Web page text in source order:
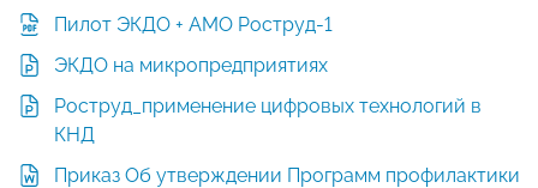
Пилот ЭКДО + АМО Роструд-1
ЭКДО на микропредприятиях
Роструд_применение цифровых технологий в
КНД
Приказ Об утверждении Программ профилактики